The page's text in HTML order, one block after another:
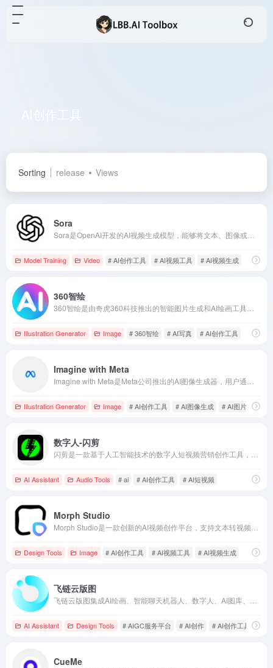
Sorting release Views
Sora
Model Training Video # AI创作工具 # AI视频工具 # AI视频生成
360智绘
Illustration Generator Image # 360智绘 # AI写真 # AI创作工具
Imagine with Meta
Illustration Generator Image # AI创作工具 # AI图像生成 # AI图片插画生成
数字人-闪剪
AI Assistant Audio Tools # ai # AI创作工具 # AI短视频
Morph Studio
Design Tools Image # AI创作工具 # AI视频工具 # AI视频生成
飞链云版图
AI Assistant Design Tools # AIGC服务平台 # AI创作 # AI创作工具
CueMe